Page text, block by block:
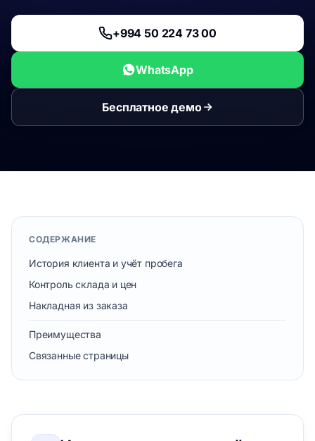
+994 50 224 73 00
WhatsApp
Бесплатное демо
СОДЕРЖАНИЕ
История клиента и учёт пробега
Контроль склада и цен
Накладная из заказа
Преимущества
Связанные страницы